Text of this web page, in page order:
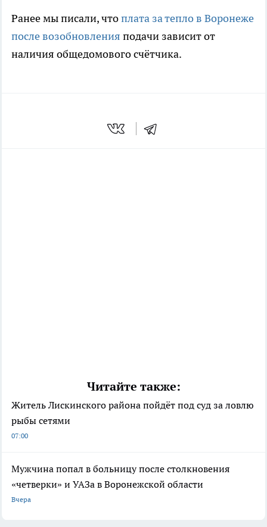
Ранее мы писали, чтоплата за тепло в Воронеже
после возобновления подачи зависит от
наличия общедомового счётчика.
Читайте также:
Житель Лискинского района пойдёт под суд за ловлю
рыбы сетями
07:00
Мужчина попал в больницу после столкновения
«четверки» и УАЗа в Воронежской области
Вчера